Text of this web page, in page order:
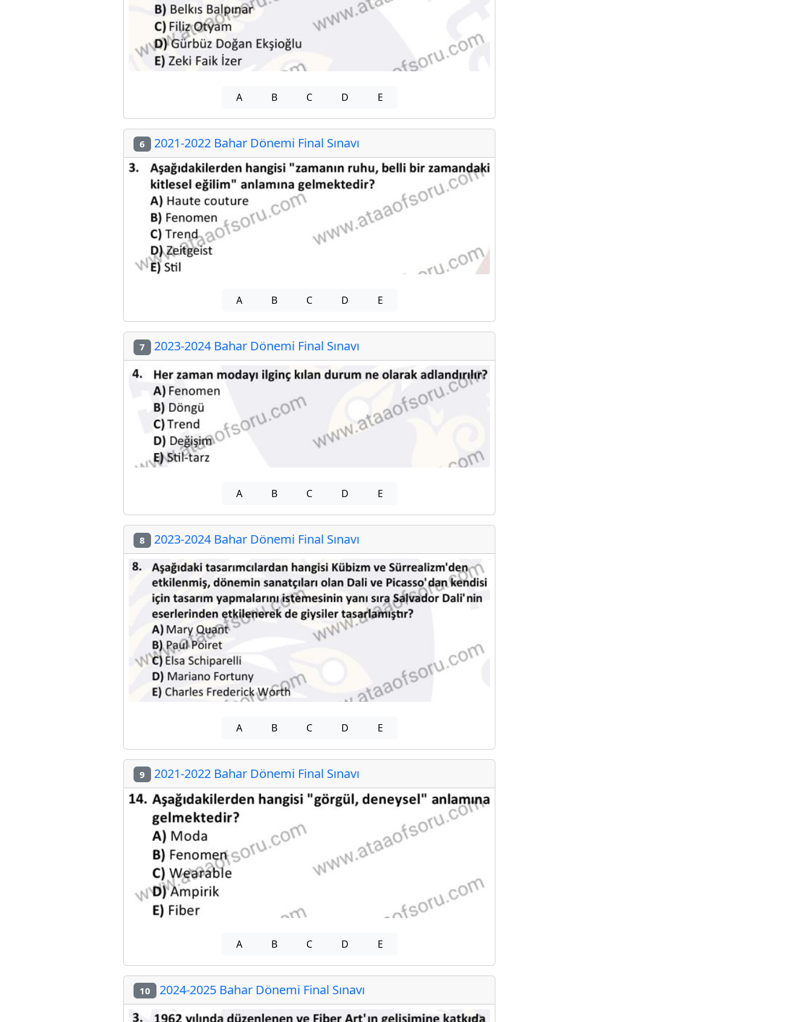
A B C D E
6 2021-2022 Bahar Dönemi Final Sınavı
A B C D E
7 2023-2024 Bahar Dönemi Final Sınavı
A B C D E
8 2023-2024 Bahar Dönemi Final Sınavı
A B C D E
9 2021-2022 Bahar Dönemi Final Sınavı
A B C D E
10 2024-2025 Bahar Dönemi Final Sınavı